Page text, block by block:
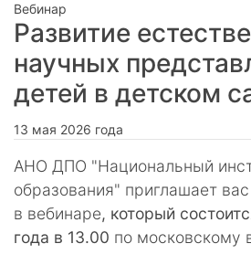
Вебинар
Развитие
научных
детей в детском
13 мая 2026 года
АНО ДПО "Национальный
образования" приглашает
в вебинаре, который
года в 13.00 по московскому